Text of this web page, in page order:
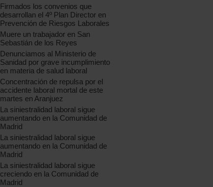
Firmados los convenios que
desarrollan el 4º Plan Director en
Prevención de Riesgos Laborales
Muere un trabajador en San
Sebastián de los Reyes
Denunciamos al Ministerio de
Sanidad por grave incumplimiento
en materia de salud laboral
Concentración de repulsa por el
accidente laboral mortal de este
martes en Aranjuez
La siniestralidad laboral sigue
aumentando en la Comunidad de
Madrid
La siniestralidad laboral sigue
aumentando en la Comunidad de
Madrid
La siniestralidad laboral sigue
creciendo en la Comunidad de
Madrid